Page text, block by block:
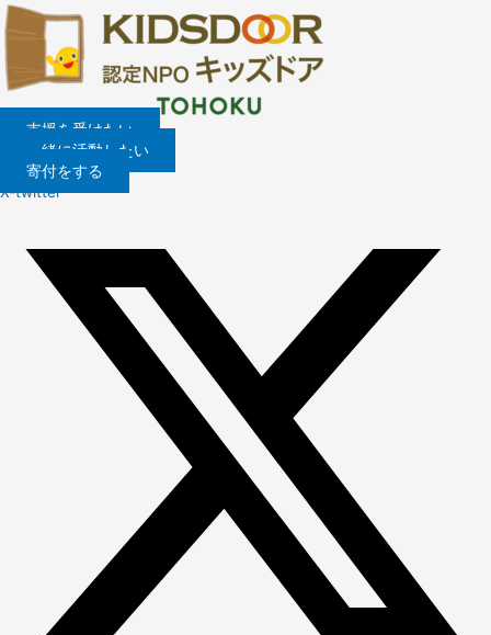
内
容
を
ス
キ
ッ
支援を受けたい
一緒に活動したい
寄付をする
X-twitter